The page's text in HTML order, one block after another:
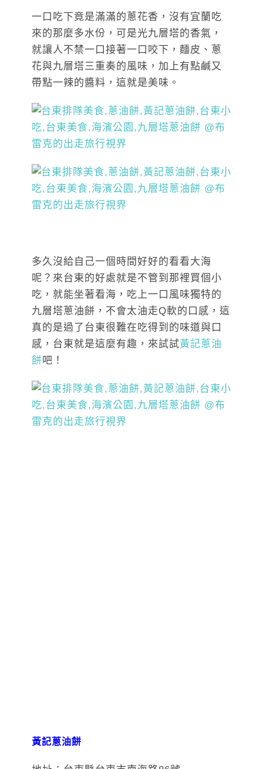
一口吃下竟是滿滿的蔥花香，沒有宜蘭吃
來的那麼多水份，可是光九層塔的香氣，
就讓人不禁一口接著一口咬下，麵皮、蔥
花與九層塔三重奏的風味，加上有點鹹又
帶點一辣的醬料，這就是美味。
多久沒給自己一個時間好好的看看大海
呢？來台東的好處就是不管到那裡買個小
吃，就能坐著看海，吃上一口風味獨特的
九層塔蔥油餅，不會太油走Q軟的口感，這
真的是過了台東很難在吃得到的味道與口
感，台東就是這麼有趣，來試試黃記蔥油
餅吧！
黃記蔥油餅